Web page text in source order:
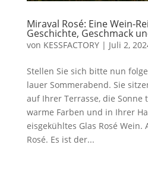
Miraval Rosé: Eine Wein-
Geschichte, Geschmack
von KESSFACTORY| Juli 2,
Stellen Sie sich bitte nun
lauer Sommerabend. Sie
auf Ihrer Terrasse, die Sonne
warme Farben und in Ihrer
eisgekühltes Glas Rosé
Rosé. Es ist der...